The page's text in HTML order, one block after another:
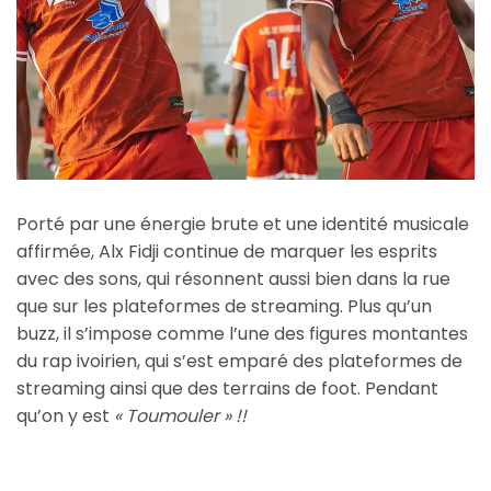
Porté par une énergie brute et une identité musicale
affirmée, Alx Fidji continue de marquer les esprits
avec des sons, qui résonnent aussi bien dans la rue
que sur les plateformes de streaming. Plus qu’un
buzz, il s’impose comme l’une des figures montantes
du rap ivoirien, qui s’est emparé des plateformes de
streaming ainsi que des terrains de foot. Pendant
qu’on y est « Toumouler » !!